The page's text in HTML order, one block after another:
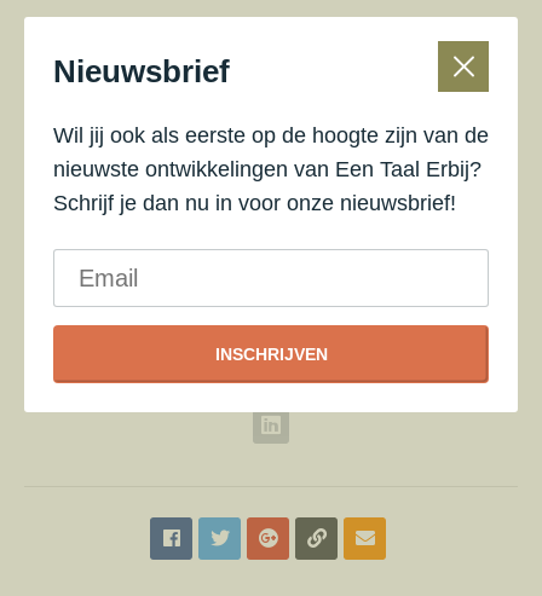
5 juli 2024
Tessel is systeemtherapeut en psycholoog in opleiding
tot psychotherapeut.
Nieuwsbrief
Wil jij ook als eerste op de hoogte zijn van de
nieuwste ontwikkelingen van Een Taal Erbij?
Schrijf je dan nu in voor onze nieuwsbrief!
INSCHRIJVEN